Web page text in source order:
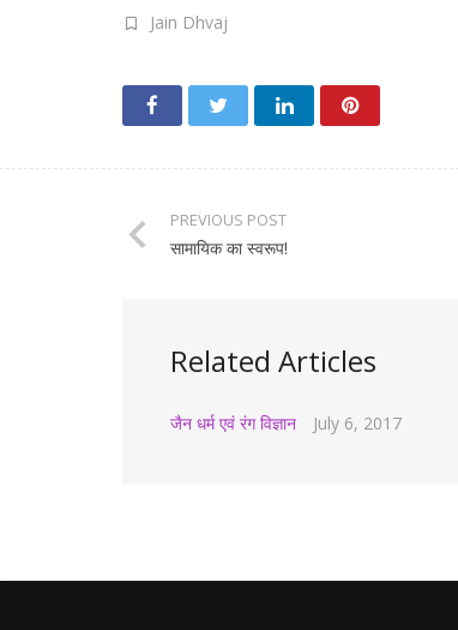
Jain Dhvaj
PREVIOUS POST
सामायिक का स्वरूप!
Related Articles
जैन धर्म एवं रंग विज्ञान July 6, 2017